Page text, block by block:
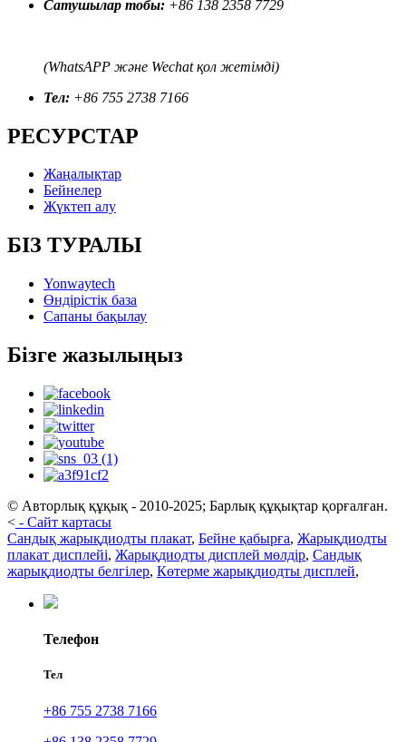
Сатушылар тобы: +86 138 2358 7729
(WhatsAPP және Wechat қол жетімді)
Тел: +86 755 2738 7166
РЕСУРСТАР
Жаңалықтар
Бейнелер
Жүктеп алу
БІЗ ТУРАЛЫ
Yonwaytech
Өндірістік база
Сапаны бақылау
Бізге жазылыңыз
© Авторлық құқық - 2010-2025; Барлық құқықтар қорғалған.
< - Сайт картасы
Сандық жарықдиодты плакат, Бейне қабырға, Жарықдиодты
плакат дисплейі, Жарықдиодты дисплей мөлдір, Сандық
жарықдиодты белгілер, Көтерме жарықдиодты дисплей,
Телефон
Тел
+86 755 2738 7166